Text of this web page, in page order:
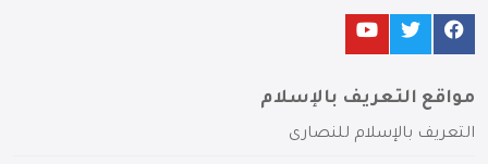
مواقع التعريف بالإسلام
التعريف بالإسلام للنصارى